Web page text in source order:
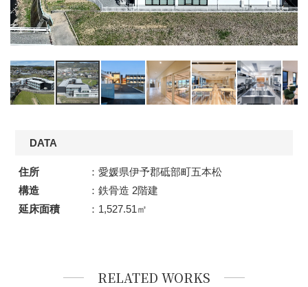
DATA
住所
：愛媛県伊予郡砥部町五本松
構造
：鉄骨造 2階建
延床面積
：1,527.51㎡
RELATED WORKS